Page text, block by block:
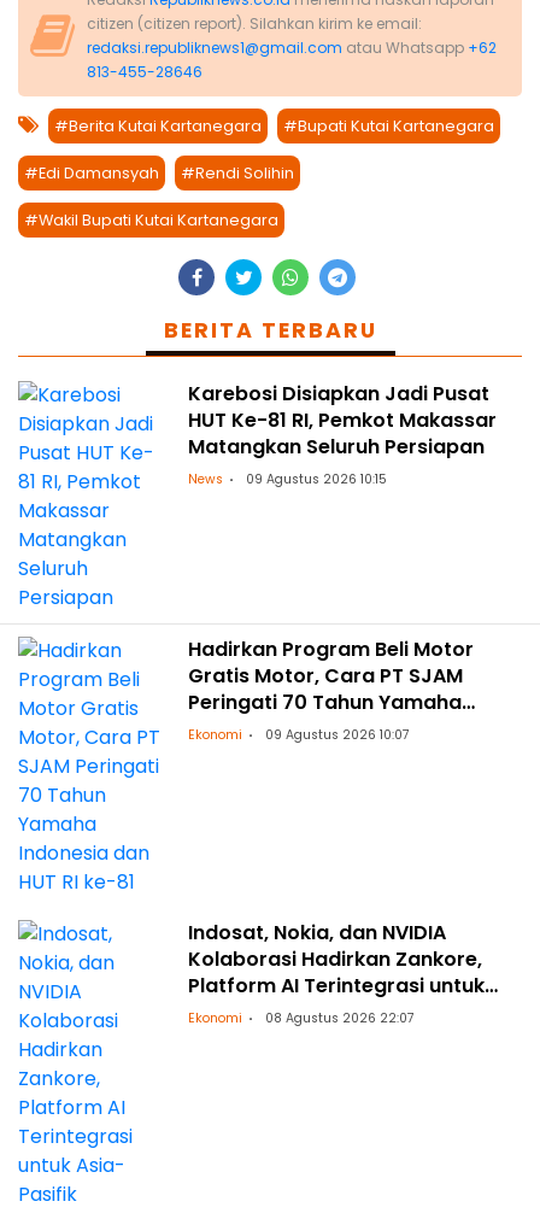
citizen (citizen report). Silahkan kirim ke email:
redaksi.republiknews1@gmail.com atau Whatsapp +62
813-455-28646
#Berita Kutai Kartanegara #Bupati Kutai Kartanegara
#Edi Damansyah #Rendi Solihin
#Wakil Bupati Kutai Kartanegara
BERITA TERBARU
Karebosi Disiapkan Jadi Pusat
HUT Ke-81 RI, Pemkot Makassar
Matangkan Seluruh Persiapan
News 09 Agustus 2026 10:15
Hadirkan Program Beli Motor
Gratis Motor, Cara PT SJAM
Peringati 70 Tahun Yamaha
Indonesia dan HUT RI ke-81
Ekonomi 09 Agustus 2026 10:07
Indosat, Nokia, dan NVIDIA
Kolaborasi Hadirkan Zankore,
Platform AI Terintegrasi untuk
Asia-Pasifik
Ekonomi 08 Agustus 2026 22:07